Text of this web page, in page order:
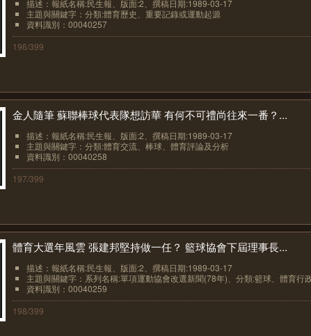
描述：報紙名稱:民生報、版面:2、撰稿日期:1989-03-17
主題與關鍵字：分類:體育歷史、重要記錄或運動起源
資料識別：00040257
196/399
金人隨筆 蘇聯棒球代表隊想訪華 有何不可禮尚往來一番？...
描述：報紙名稱:民生報、版面:2、撰稿日期:1989-03-17
主題與關鍵字：分類:體育交流、棒球、體育評論及分析
資料識別：00040258
197/399
體育大選年風雲 張建邦堅持做一任？ 籃球協會下屆理事長...
描述：報紙名稱:民生報、版面:2、撰稿日期:1989-03-17
主題與關鍵字：系列名稱:單項運動協會改選新聞(78年)、分類:籃球、體育行
資料識別：00040259
198/399